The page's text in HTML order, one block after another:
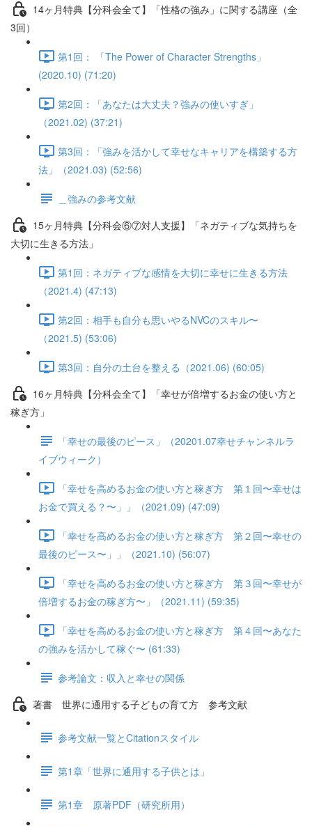
14ヶ月特典【分科会全て】「性格の強み」に関する講座（全
3回）
第1回： 「The Power of Character Strengths」
(2020.10) (71:20)
第2回：「あなたは大丈夫？強みの使いすぎ」
（2021.02) (37:21)
第3回：「強みを活かして幸せなキャリアを構築する方
法」（2021.03) (52:56)
＿強みの参考文献
15ヶ月特典【分科会⑥⑦対人支援】「ネガティブな気持ちを
大切に生きる方法」
第1回：ネガティブな感情を大切に幸せに生きる方法
（2021.4) (47:13)
第2回：相手も自分も思いやるNVCのスキル〜
（2021.5) (53:06)
第3回：自分の土台を整える（2021.06) (60:05)
16ヶ月特典【分科会全て】「幸せが倍増するお金の使い方と
稼ぎ方」
「幸せの最後のピース」（20201.07幸せチャンネルラ
イブウィーク）
「幸せを高めるお金の使い方と稼ぎ方 第１回〜幸せは
お金で買える？〜」」（2021.09) (47:09)
「幸せを高めるお金の使い方と稼ぎ方 第２回〜幸せの
最後のピース〜」」（2021.10) (56:07)
「幸せを高めるお金の使い方と稼ぎ方 第３回〜幸せが
倍増するお金の稼ぎ方〜」（2021.11) (59:35)
「幸せを高めるお金の使い方と稼ぎ方 第４回〜あなた
の強みを活かして稼ぐ〜 (61:33)
参考論文：収入と幸せの関係
著書 世界に通用する子どもの育て方 参考文献
参考文献一覧とCitationスタイル
第1章「世界に通用する子供とは」
第1章 原著PDF（研究所用）